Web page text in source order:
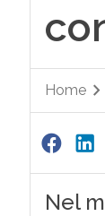
Home
Nel